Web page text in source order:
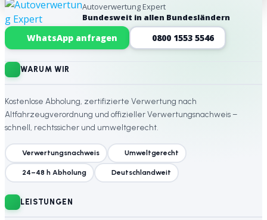
Website-Footer
Autoverwertung Expert
Bundesweit in allen Bundesländern
WhatsApp anfragen 0800 1553 5546
WARUM WIR
Kostenlose Abholung, zertifizierte Verwertung nach
Altfahrzeugverordnung und offizieller Verwertungsnachweis –
schnell, rechtssicher und umweltgerecht.
Verwertungsnachweis Umweltgerecht
24–48 h Abholung Deutschlandweit
LEISTUNGEN